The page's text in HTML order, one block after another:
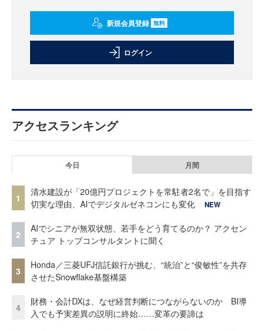
新規会員登録 無料
ログイン
アクセスランキング
今日 月間
1
清水建設が「20億円プロジェクトを常駐者2名で」を目指す
切実な理由、AIでデジタルゼネコンにも変化
NEW
2
AIでシニアが無双状態、若手をどう育てるのか？ アクセン
チュア トップコンサルタントに聞く
3
Honda／三菱UFJ信託銀行が挑む、“統治”と“俊敏性”を共存
させたSnowflake基盤構築
4
財務・会計DXは、なぜ経営判断につながらないのか BI導
入でも予実差異の説明に終始……変革の要諦は